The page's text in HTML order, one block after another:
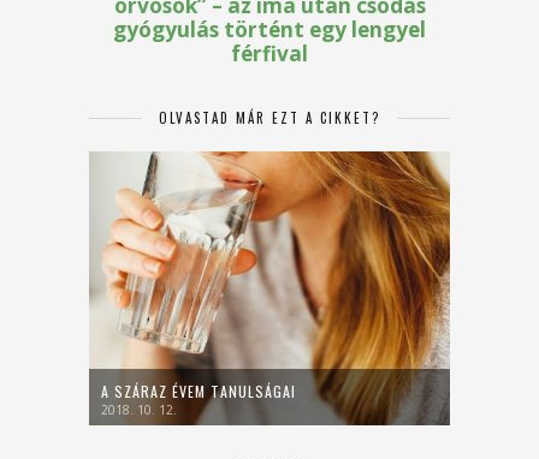
OLVASTAD MÁR EZT A CIKKET?
A SZÁRAZ ÉVEM TANULSÁGAI
2018. 10. 12.